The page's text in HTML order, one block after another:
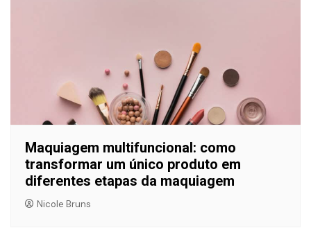
Maquiagem multifuncional: como
transformar um único produto em
diferentes etapas da maquiagem
Nicole Bruns